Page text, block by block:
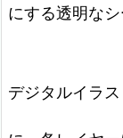
にする透明なシ
デジタルイラ